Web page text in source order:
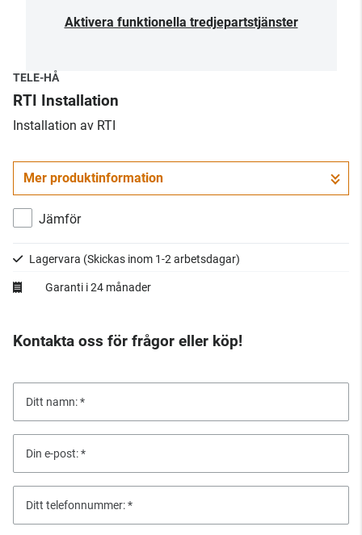
Aktivera funktionella tredjepartstjänster
TELE-HÅ
RTI Installation
​Installation av RTI
Mer produktinformation
Jämför
Lagervara (Skickas inom 1-2 arbetsdagar)
Garanti i 24 månader
Kontakta oss för frågor eller köp!
Ditt namn:
Din e-post:
Ditt telefonnummer: